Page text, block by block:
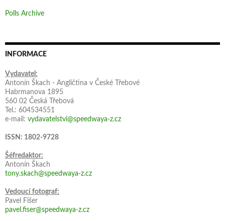
Polls Archive
INFORMACE
Vydavatel:
Antonín Škach - Angličtina v České Třebové
Habrmanova 1895
560 02 Česká Třebová
Tel.: 604534551
e-mail: vydavatelstvi@speedwaya-z.cz
ISSN: 1802-9728
Šéfredaktor:
Antonín Škach
tony.skach@speedwaya-z.cz
Vedoucí fotograf:
Pavel Fišer
pavel.fiser@speedwaya-z.cz